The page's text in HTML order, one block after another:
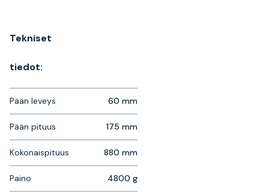
Tekniset
tiedot:
Pään leveys 60 mm
Pään pituus 175 mm
Kokonaispituus 880 mm
Paino 4800 g